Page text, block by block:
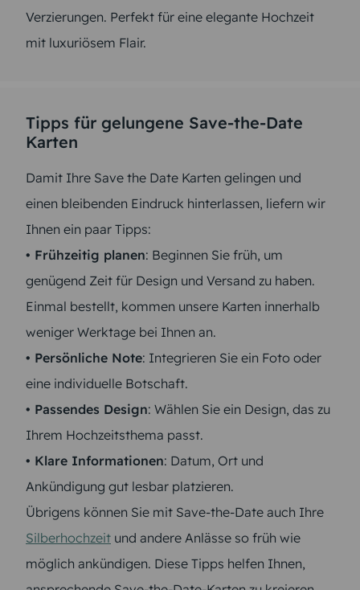
Verzierungen. Perfekt für eine elegante Hochzeit
mit luxuriösem Flair.
Tipps für gelungene Save-the-Date
Karten
Damit Ihre Save the Date Karten gelingen und
einen bleibenden Eindruck hinterlassen, liefern wir
Ihnen ein paar Tipps:
• Frühzeitig planen: Beginnen Sie früh, um
genügend Zeit für Design und Versand zu haben.
Einmal bestellt, kommen unsere Karten innerhalb
weniger Werktage bei Ihnen an.
• Persönliche Note: Integrieren Sie ein Foto oder
eine individuelle Botschaft.
• Passendes Design: Wählen Sie ein Design, das zu
Ihrem Hochzeitsthema passt.
• Klare Informationen: Datum, Ort und
Ankündigung gut lesbar platzieren.
Übrigens können Sie mit Save-the-Date auch Ihre
Silberhochzeit und andere Anlässe so früh wie
möglich ankündigen. Diese Tipps helfen Ihnen,